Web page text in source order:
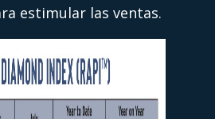
estimular las ventas.